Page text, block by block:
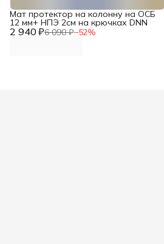
2 940 ₽6 090 ₽−52%
Мат протектор на колонну на ОСБ
12 мм+ НПЭ 2см на крючках DNN